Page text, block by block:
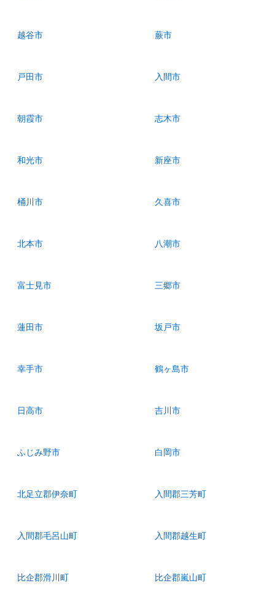
越谷市 蕨市
戸田市 入間市
朝霞市 志木市
和光市 新座市
桶川市 久喜市
北本市 八潮市
富士見市 三郷市
蓮田市 坂戸市
幸手市 鶴ヶ島市
日高市 吉川市
ふじみ野市 白岡市
北足立郡伊奈町 入間郡三芳町
入間郡毛呂山町 入間郡越生町
比企郡滑川町 比企郡嵐山町